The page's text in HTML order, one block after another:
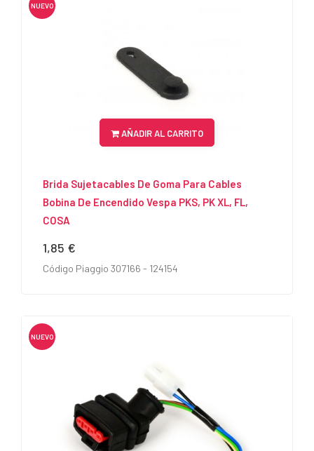
NUEVO
AÑADIR AL CARRITO
Brida Sujetacables De Goma Para Cables
Bobina De Encendido Vespa PKS, PK XL, FL,
COSA
Precio
1,85 €
Código Piaggio 307166 - 124154
NUEVO